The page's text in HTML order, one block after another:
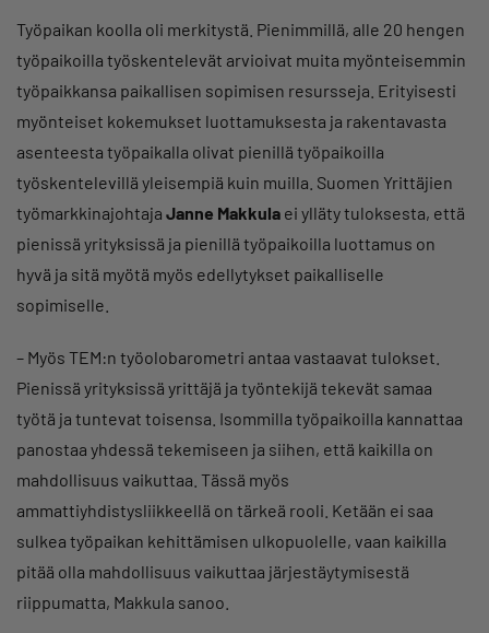
Työpaikan koolla oli merkitystä. Pienimmillä, alle 20 hengen
työpaikoilla työskentelevät arvioivat muita myönteisemmin
työpaikkansa paikallisen sopimisen resursseja. Erityisesti
myönteiset kokemukset luottamuksesta ja rakentavasta
asenteesta työpaikalla olivat pienillä työpaikoilla
työskentelevillä yleisempiä kuin muilla. Suomen Yrittäjien
työmarkkinajohtaja Janne Makkula ei ylläty tuloksesta, että
pienissä yrityksissä ja pienillä työpaikoilla luottamus on
hyvä ja sitä myötä myös edellytykset paikalliselle
sopimiselle.
– Myös TEM:n työolobarometri antaa vastaavat tulokset.
Pienissä yrityksissä yrittäjä ja työntekijä tekevät samaa
työtä ja tuntevat toisensa. Isommilla työpaikoilla kannattaa
panostaa yhdessä tekemiseen ja siihen, että kaikilla on
mahdollisuus vaikuttaa. Tässä myös
ammattiyhdistysliikkeellä on tärkeä rooli. Ketään ei saa
sulkea työpaikan kehittämisen ulkopuolelle, vaan kaikilla
pitää olla mahdollisuus vaikuttaa järjestäytymisestä
riippumatta, Makkula sanoo.